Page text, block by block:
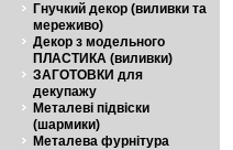
Гнучкий декор (виливки та
мереживо)
Декор з модельного
ПЛАСТИКА (виливки)
ЗАГОТОВКИ для
декупажу
Металеві підвіски
(шармики)
Металева фурнітура